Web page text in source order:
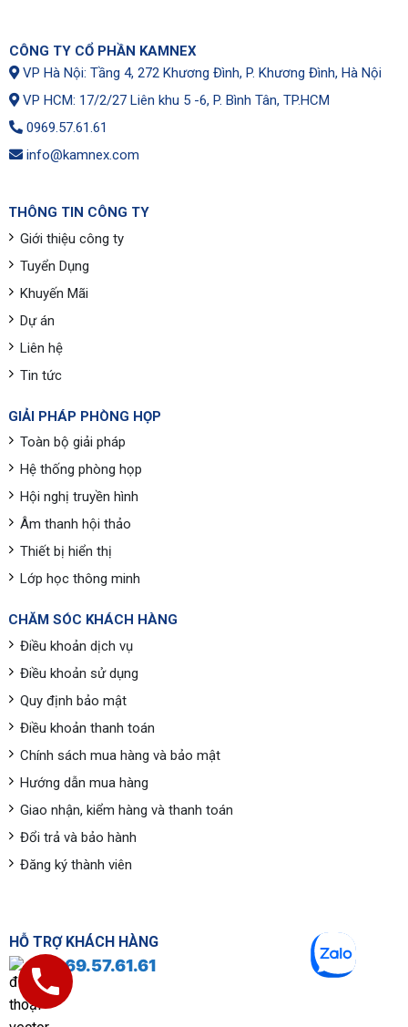
CÔNG TY CỔ PHẦN KAMNEX
VP Hà Nội: Tầng 4, 272 Khương Đình, P. Khương Đình, Hà Nội
VP HCM: 17/2/27 Liên khu 5 -6, P. Bình Tân, TP.HCM
0969.57.61.61
info@kamnex.com
THÔNG TIN CÔNG TY
Giới thiệu công ty
Tuyển Dụng
Khuyến Mãi
Dự án
Liên hệ
Tin tức
GIẢI PHÁP PHÒNG HỌP
Toàn bộ giải pháp
Hệ thống phòng họp
Hội nghị truyền hình
Âm thanh hội thảo
Thiết bị hiển thị
Lớp học thông minh
CHĂM SÓC KHÁCH HÀNG
Điều khoản dịch vụ
Điều khoản sử dụng
Quy định bảo mật
Điều khoản thanh toán
Chính sách mua hàng và bảo mật
Hướng dẫn mua hàng
Giao nhận, kiểm hàng và thanh toán
Đổi trả và bảo hành
Đăng ký thành viên
HỖ TRỢ KHÁCH HÀNG
0969.57.61.61